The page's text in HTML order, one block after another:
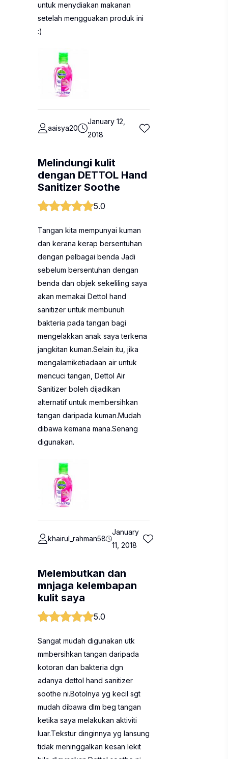
untuk menydiakan makanan
setelah mengguakan produk ini
:)
aaisya20
January 12,
2018
Melindungi kulit
dengan DETTOL Hand
Sanitizer Soothe
5.0
Tangan kita mempunyai kuman
dan kerana kerap bersentuhan
dengan pelbagai benda Jadi
sebelum bersentuhan dengan
benda dan objek sekeliling saya
akan memakai Dettol hand
sanitizer untuk membunuh
bakteria pada tangan bagi
mengelakkan anak saya terkena
jangkitan kuman.Selain itu, jika
mengalamiketiadaan air untuk
mencuci tangan, Dettol Air
Sanitizer boleh dijadikan
alternatif untuk membersihkan
tangan daripada kuman.Mudah
dibawa kemana mana.Senang
digunakan.
khairul_rahman58
January
11, 2018
Melembutkan dan
mnjaga kelembapan
kulit saya
5.0
Sangat mudah digunakan utk
mmbersihkan tangan daripada
kotoran dan bakteria dgn
adanya dettol hand sanitizer
soothe ni.Botolnya yg kecil sgt
mudah dibawa dlm beg tangan
ketika saya melakukan aktiviti
luar.Tekstur dinginnya yg lansung
tidak meninggalkan kesan lekit